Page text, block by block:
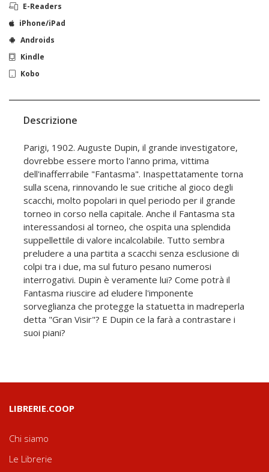
E-Readers
iPhone/iPad
Androids
Kindle
Kobo
Descrizione
Parigi, 1902. Auguste Dupin, il grande investigatore,
dovrebbe essere morto l'anno prima, vittima
dell'inafferrabile "Fantasma". Inaspettatamente torna
sulla scena, rinnovando le sue critiche al gioco degli
scacchi, molto popolari in quel periodo per il grande
torneo in corso nella capitale. Anche il Fantasma sta
interessandosi al torneo, che ospita una splendida
suppellettile di valore incalcolabile. Tutto sembra
preludere a una partita a scacchi senza esclusione di
colpi tra i due, ma sul futuro pesano numerosi
interrogativi. Dupin è veramente lui? Come potrà il
Fantasma riuscire ad eludere l'imponente
sorveglianza che protegge la statuetta in madreperla
detta "Gran Visir"? E Dupin ce la farà a contrastare i
suoi piani?
LIBRERIE.COOP
Chi siamo
Le Librerie